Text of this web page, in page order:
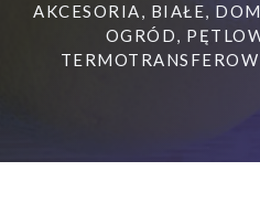
AKCESORIA, BIAŁE,
OGRÓD,